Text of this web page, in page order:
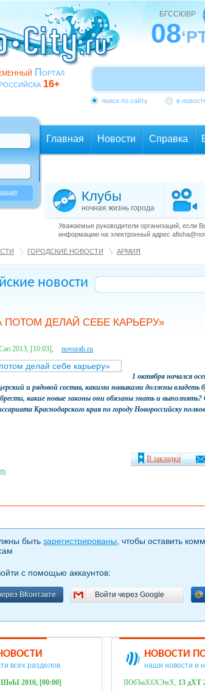
Портал
16+
БГССЮВР
08
поиск по сайту в
Главная Новости Справка
Клубы
ночная жизнь города
Уважаемые руководители организаций, если
информацию на электронный адрес
ГОРОДСКИЕ НОВОСТИ АРМИЯ
новости
ПОТОМ ДЕЛАЙ СЕБЕ КАРЬЕРУ»
2013, [10:03], novorab.ru
1 октября начался
и рядовой состав, какими навыками должны владеть
какие новые законы они обязаны знать и выполнять?
Краснодарского края по городу Новороссийску
0)
В закладки
быть зарегистрированы , чтобы оставить
с помощью аккаунтов:
ВКонтакте
ВКонтакте Войти через Google
Войти через Google
всех разделов
ШоЫ 2010, [00:00]
НОВОСТИ
наши новости и
ІЮбЪаХбХЭмХ, 13 дХТ